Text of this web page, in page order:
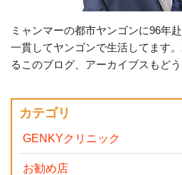
ミャンマーの都市ヤンゴンに96年
一貫してヤンゴンで生活してます
るこのブログ、アーカイブスもどう
カテゴリ
GENKYクリニック
お勧め店